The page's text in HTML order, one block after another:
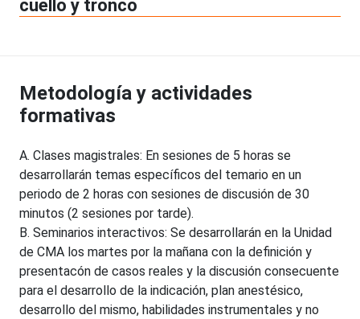
cuello y tronco
Metodología y actividades
formativas
A. Clases magistrales: En sesiones de 5 horas se
desarrollarán temas específicos del temario en un
periodo de 2 horas con sesiones de discusión de 30
minutos (2 sesiones por tarde).
B. Seminarios interactivos: Se desarrollarán en la Unidad
de CMA los martes por la mañana con la definición y
presentacón de casos reales y la discusión consecuente
para el desarrollo de la indicación, plan anestésico,
desarrollo del mismo, habilidades instrumentales y no